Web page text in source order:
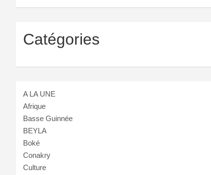
Catégories
A LA UNE
Afrique
Basse Guinnée
BEYLA
Boké
Conakry
Culture